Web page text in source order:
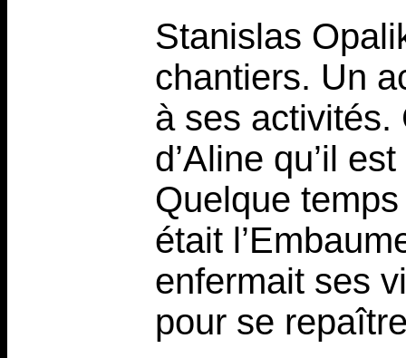
Stanislas
chantiers. Un
à ses activités.
d’Aline qu’il
Quelque
était
enfermait ses
pour se